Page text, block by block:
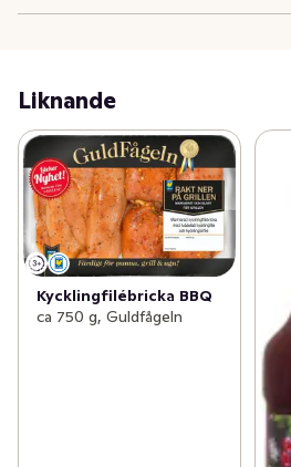
Liknande
Kycklingfilébricka BBQ
ca 750 g, Guldfågeln